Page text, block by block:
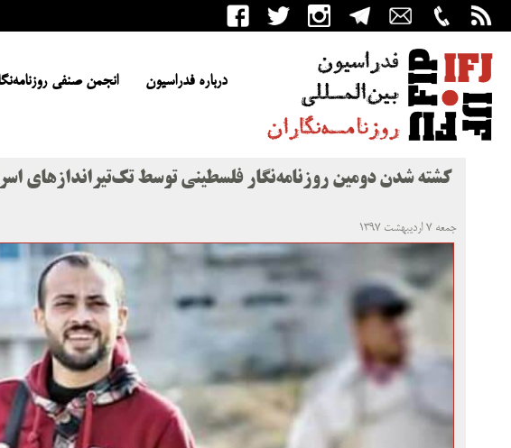
درباره فدراسیون انجمن صنفی
کشته شدن دومین روزنامه‌نگار فلسطینی توسط تک‌تیراندازهای
جمعه ۷ اردیبهشت ۱۳۹۷